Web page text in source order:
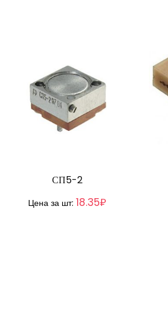
СП5-2
Цена за шт:18.35₽